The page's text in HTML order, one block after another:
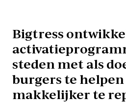
Bigtress
steden met als
burgers te
makkelijker te